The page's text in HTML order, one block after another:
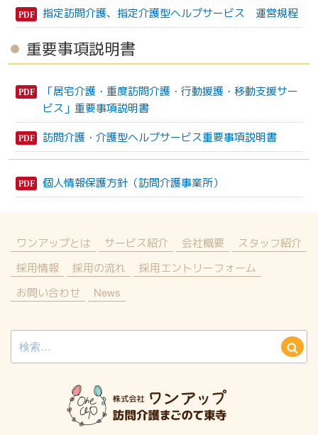
指定訪問介護、指定介護型ヘルプサービス 運営規程
重要事項説明書
「居宅介護・重度訪問介護・行動援護・移動支援サー
ビス」重要事項説明書
訪問介護・介護型ヘルプサービス重要事項説明書
個人情報保護方針（訪問介護事業所）
ワンアップとは サービス紹介 会社概要
スタッフ紹介
採用情報
採用の流れ
採用エントリーフォーム
お問い合わせ
News
索:
検
索